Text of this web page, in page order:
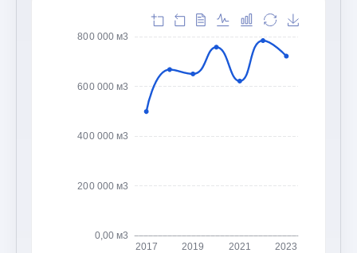
0,00 м3
200 000 м3
400 000 м3
600 000 м3
800 000 м3
2017 2019 2021 2023